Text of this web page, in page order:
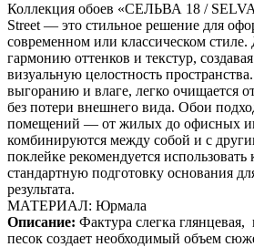
Коллекция обоев «СЕЛЬВА 18 /
Street — это стильное решение для
современном или классическом
гармонию оттенков и текстур,
визуальную целостность
выгоранию и влаге, легко очищается
без потери внешнего вида. Обои
помещений — от жилых до офисных
комбинируются между собой и с
поклейке рекомендуется
стандартную подготовку основания
результата.
МАТЕРИАЛ: Юрмала
Описание: Фактура слегка глянцевая,
песок создает необходимый объем